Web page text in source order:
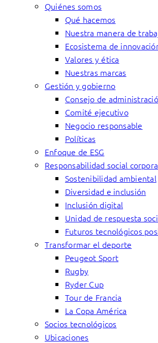
Quiénes somos
Qué hacemos
Nuestra manera de
Ecosistema de
Valores y ética
Nuestras marcas
Gestión y gobierno
Consejo de
Comité ejecutivo
Negocio responsable
Políticas
Enfoque de ESG
Responsabilidad social
Sostenibilidad ambiental
Diversidad e inclusión
Inclusión digital
Unidad de respuesta
Futuros tecnológicos
Transformar el deporte
Peugeot Sport
Rugby
Ryder Cup
Tour de Francia
La Copa América
Socios tecnológicos
Ubicaciones